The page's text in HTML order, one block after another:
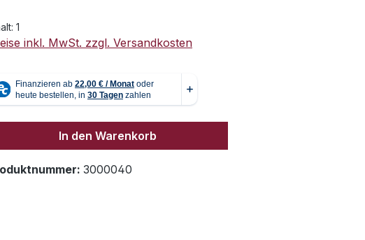
1
inkl. MwSt. zzgl. Versandkosten
In den Warenkorb
3000040